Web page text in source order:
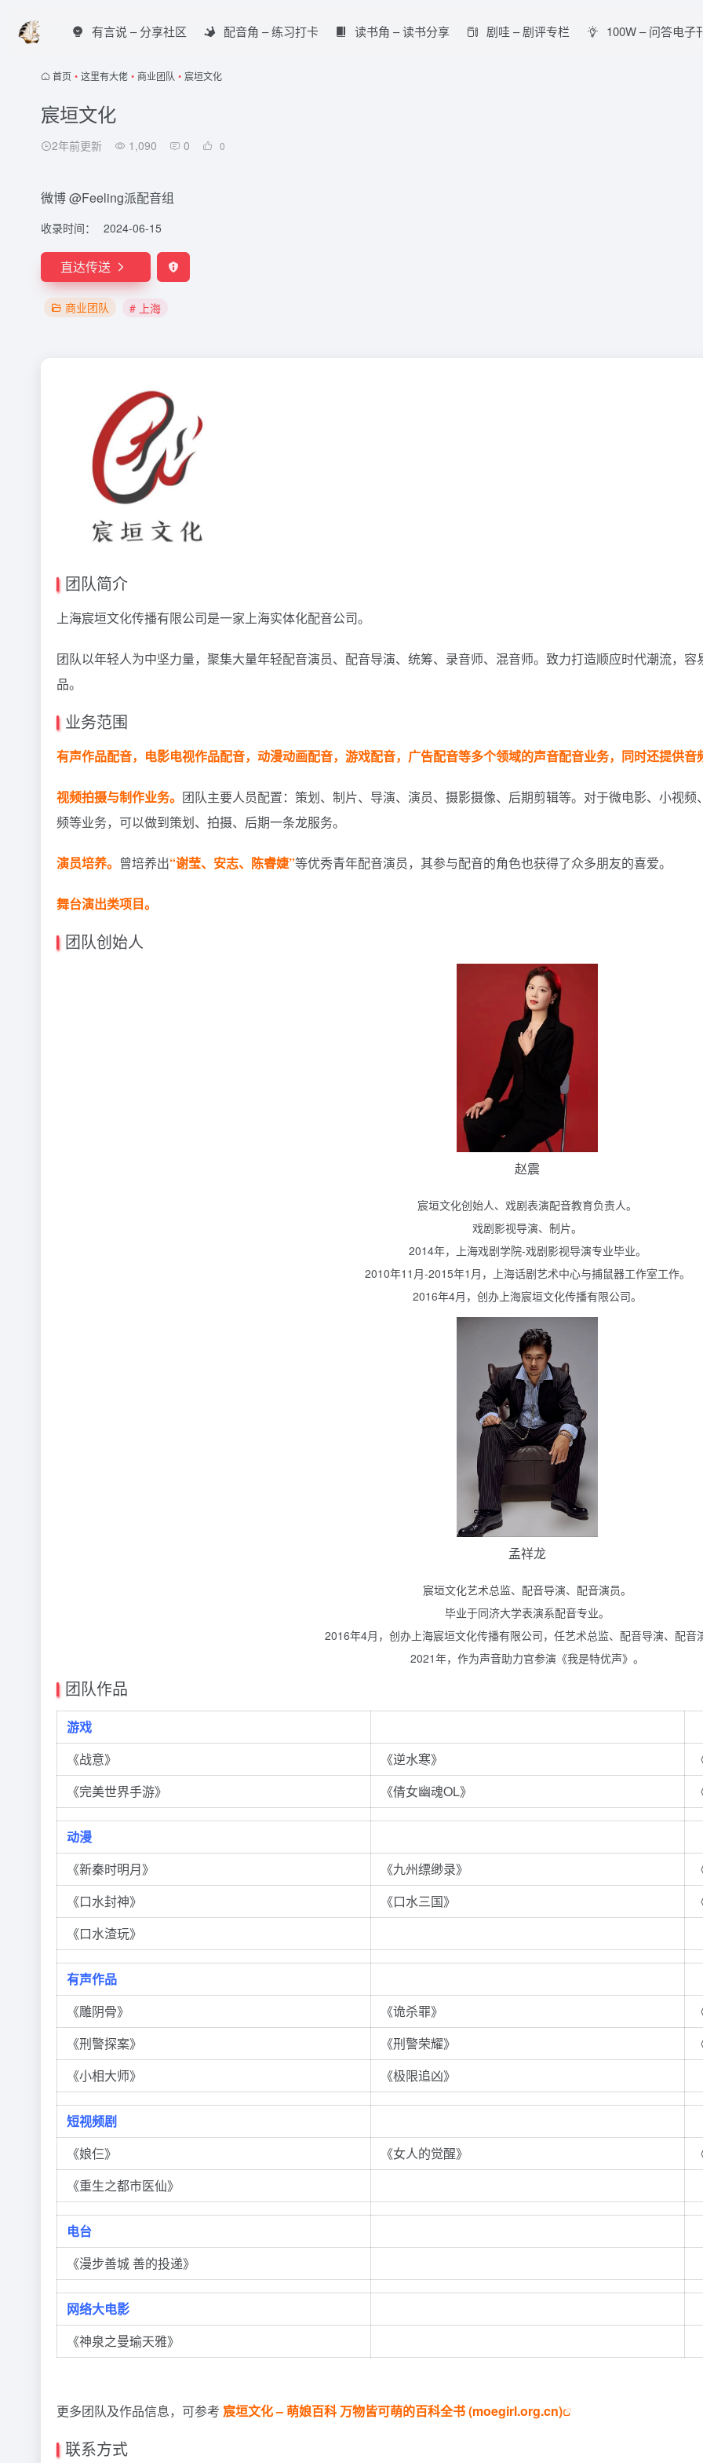
有言说 – 分享社区 配音角 – 练习打卡 读书角 – 读书分享 剧哇 – 剧评专栏 100W – 问答电子
首页 • 这里有大佬 • 商业团队 • 宸垣文化
宸垣文化
2年前更新 1,090 0 0
微博 @Feeling派配音组
收录时间： 2024-06-15
直达传送
商业团队 # 上海
团队简介
上海宸垣文化传播有限公司是一家上海实体化配音公司。
团队以年轻人为中坚力量，聚集大量年轻配音演员、配音导演、统筹、录音师、混音师。致力打造顺应时代潮流，
品。
业务范围
有声作品配音，电影电视作品配音，动漫动画配音，游戏配音，广告配音等多个领域的声音配音业务，同时还提供音
视频拍摄与制作业务。 团队主要人员配置：策划、制片、导演、演员、摄影摄像、后期剪辑等。对于微电影、小视
频等业务，可以做到策划、拍摄、后期一条龙服务。
演员培养。 曾培养出“谢莹、安志、陈睿婕”等优秀青年配音演员，其参与配音的角色也获得了众多朋友的喜爱。
舞台演出类项目。
团队创始人
赵震
宸垣文化创始人、戏剧表演配音教育负责人。
戏剧影视导演、制片。
2014年，上海戏剧学院-戏剧影视导演专业毕业。
2010年11月-2015年1月，上海话剧艺术中心与捕鼠器工作室工作。
2016年4月，创办上海宸垣文化传播有限公司。
孟祥龙
宸垣文化艺术总监、配音导演、配音演员。
毕业于同济大学表演系配音专业。
2016年4月，创办上海宸垣文化传播有限公司，任艺术总监、配音导演、配音
2021年，作为声音助力官参演《我是特优声》。
团队作品
游戏
《战意》
《逆水寒》
《完美世界手游》
《倩女幽魂OL》
动漫
《新秦时明月》
《九州缥缈录》
《口水封神》
《口水三国》
《口水渣玩》
有声作品
《雕阴骨》
《诡杀罪》
《刑警探案》
《刑警荣耀》
《小相大师》
《极限追凶》
短视频剧
《娘仨》
《女人的觉醒》
《重生之都市医仙》
电台
《漫步善城 善的投递》
网络大电影
《神泉之曼瑜天雅》
更多团队及作品信息，可参考 宸垣文化 – 萌娘百科 万物皆可萌的百科全书 (moegirl.org.cn)
联系方式